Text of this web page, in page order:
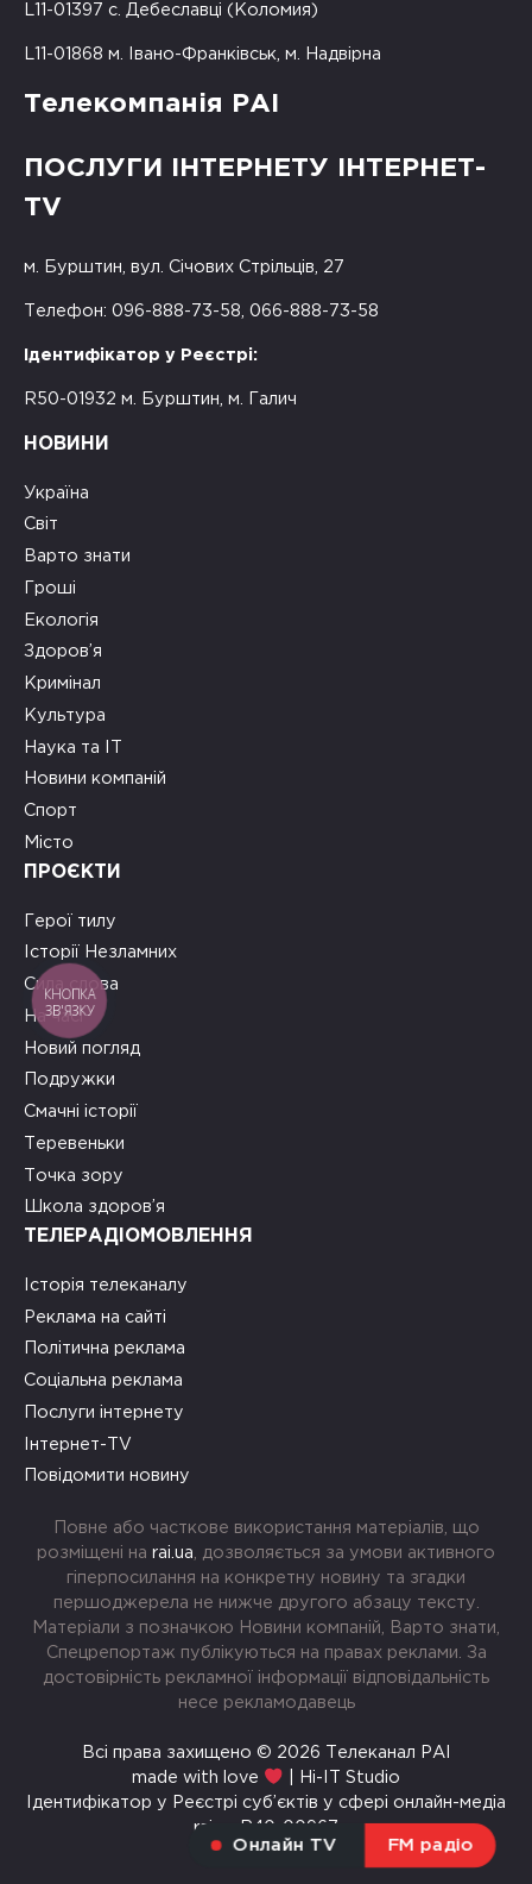
Онлайн TV FM радіо
L11-01397 с. Дебеславці (Коломия)
L11-01868 м. Івано-Франківськ, м. Надвірна
Телекомпанія РАІ
ПОСЛУГИ ІНТЕРНЕТУ ІНТЕРНЕТ-
TV
м. Бурштин, вул. Січових Стрільців, 27
Телефон: 096-888-73-58, 066-888-73-58
Ідентифікатор у Реєстрі:
R50-01932 м. Бурштин, м. Галич
НОВИНИ
Україна
Світ
Варто знати
Гроші
Екологія
Здоров’я
Кримінал
Культура
Наука та ІТ
Новини компаній
Спорт
Місто
ПРОЄКТИ
Герої тилу
Історії Незламних
Сила слова
На часі
Новий погляд
Подружки
Смачні історії
Теревеньки
Точка зору
Школа здоров’я
ТЕЛЕРАДІОМОВЛЕННЯ
Історія телеканалу
Реклама на сайті
Політична реклама
Соціальна реклама
Послуги інтернету
Інтернет-TV
Повідомити новину
Повне або часткове використання матеріалів, що
розміщені на rai.ua , дозволяється за умови активного
гіперпосилання на конкретну новину та згадки
першоджерела не нижче другого абзацу тексту.
Матеріали з позначкою Новини компаній, Варто знати,
Спецрепортаж публікуються на правах реклами. За
достовірність рекламної інформації відповідальність
несе рекламодавець
Всі права захищено © 2026 Телеканал РАІ
made with love
| Hi-IT Studio
Ідентифікатор у Реєстрі суб’єктів у сфері онлайн-медіа
rai.ua R40-00967
КНОПКА
ЗВ'ЯЗКУ